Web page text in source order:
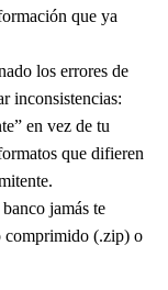
que ya
los errores de
inconsistencias:
en vez de tu
que difieren
jamás te
comprimido (.zip) o